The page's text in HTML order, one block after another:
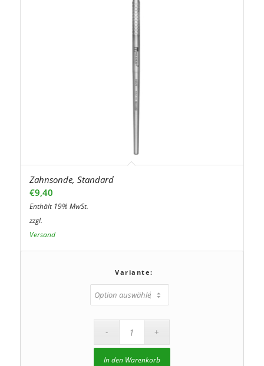
Zahnsonde, Standard
€9,40
Enthält 19% MwSt.
zzgl.
Versand
Variante:
In den Warenkorb